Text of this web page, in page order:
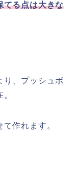
てる点は大きな
り、プッシュボ
作れます。